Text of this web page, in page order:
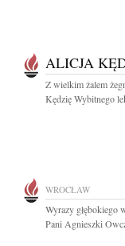
ALICJA
Z wielkim żalem
Kędzię Wybitnego
WROCŁAW
Wyrazy głębokiego
Pani Agnieszki